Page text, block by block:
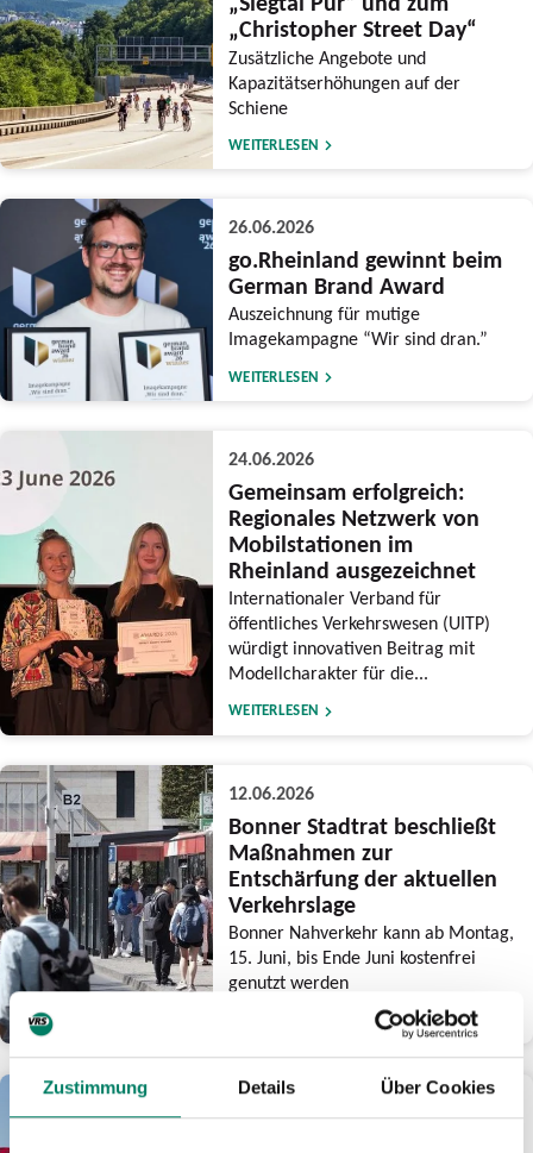
Zustimmung Details Über Cookies
„Christopher Street Day“
Zusätzliche Angebote und
Kapazitätserhöhungen auf der
Schiene
WEITERLESEN
26.06.2026
go.Rheinland gewinnt beim
German Brand Award
Auszeichnung für mutige
Imagekampagne “Wir sind dran.”
WEITERLESEN
24.06.2026
Gemeinsam erfolgreich:
Regionales Netzwerk von
Mobilstationen im
Rheinland ausgezeichnet
Internationaler Verband für
öffentliches Verkehrswesen (UITP)
würdigt innovativen Beitrag mit
Modellcharakter für die...
WEITERLESEN
12.06.2026
Bonner Stadtrat beschließt
Maßnahmen zur
Entschärfung der aktuellen
Verkehrslage
Bonner Nahverkehr kann ab Montag,
15. Juni, bis Ende Juni kostenfrei
genutzt werden
03.06.2026